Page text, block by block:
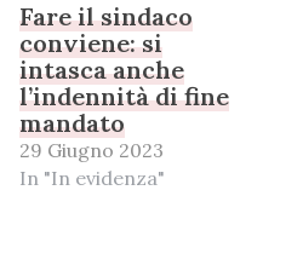
Fare il sindaco
conviene: si
intasca anche
l’indennità di fine
mandato
29 Giugno 2023
In "In evidenza"